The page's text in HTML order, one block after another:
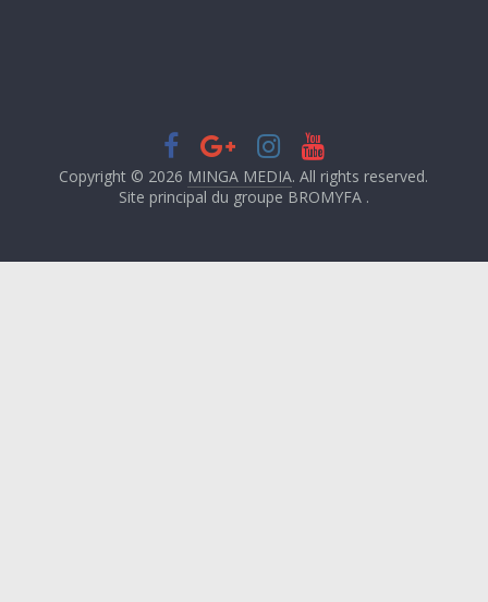
Copyright © 2026 MINGA MEDIA. All rights reserved.
Site principal du groupe BROMYFA .